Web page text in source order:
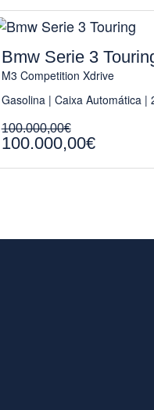
Bmw Serie 3
M3 Competition Xdrive
Gasolina | Caixa Automática |
100.000,00€
100.000,00€